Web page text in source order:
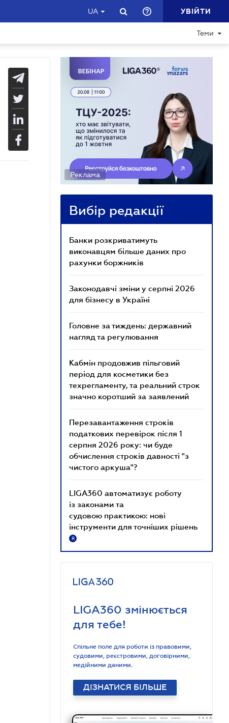
UA УВІЙТИ
Теми
Реклама
Вибір редакції
Банки розкриватимуть
виконавцям більше даних про
рахунки боржників
Законодавчі зміни у серпні 2026
для бізнесу в Україні
Головне за тиждень: державний
нагляд та регулювання
Кабмін продовжив пільговий
період для косметики без
техрегламенту, та реальний строк
значно коротший за заявлений
Перезавантаження строків
податкових перевірок після 1
серпня 2026 року: чи буде
обчислення строків давності "з
чистого аркуша"?
LIGA360 автоматизує роботу
із законами та
судовою практикою: нові
інструменти для точніших рішень
R
LIGA360 змінюється
для тебе!
Спільне поле для роботи із правовими,
судовими, реєстровими, договірними,
медійними даними.
ДІЗНАТИСЯ БІЛЬШЕ